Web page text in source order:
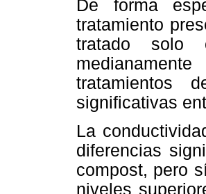
De forma
tratamiento
tratado solo
tratamientos
significativas
La
diferencias
compost, pero
niveles